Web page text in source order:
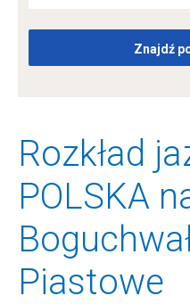
Znajdź
Rozkład
POLSKA
Piastowe